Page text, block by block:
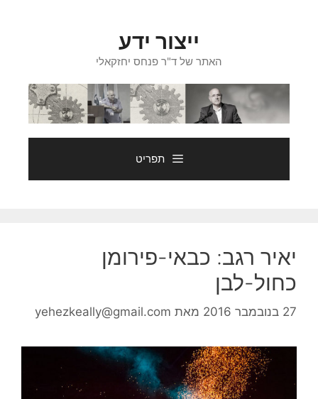
ייצור ידע
האתר של ד"ר פנחס יחזקאלי
תפריט
יאיר רגב: כבאי-פירומן
כחול-לבן
27 בנובמבר 2016 מאת yehezkeally@gmail.com